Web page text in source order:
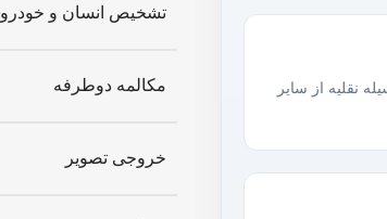
نقلیه از سایر
تشخیص انسان و خودرو
مکالمه دوطرفه
خروجی تصویر